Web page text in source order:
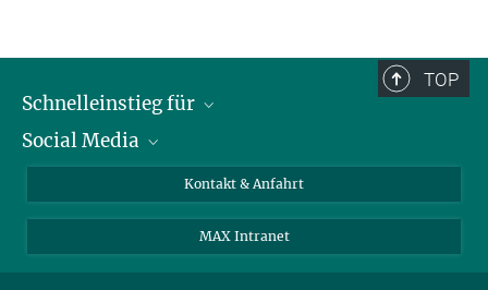
TOP
Schnelleinstieg für
Journalist*innen
Bewerbende
Social Media
Instagram
LinkedIn
Kontakt & Anfahrt
MAX Intranet